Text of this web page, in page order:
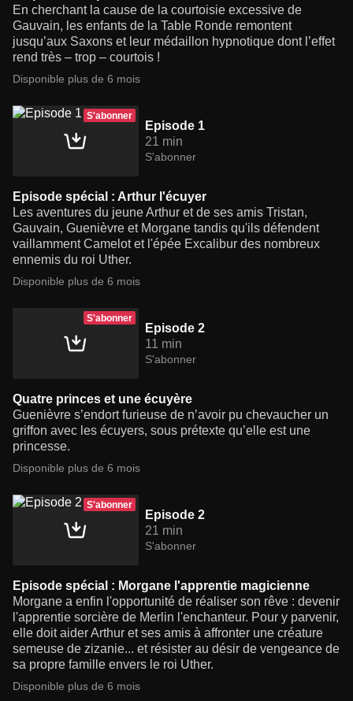
En cherchant la cause de la courtoisie excessive de
Gauvain, les enfants de la Table Ronde remontent
jusqu’aux Saxons et leur médaillon hypnotique dont l’effet
rend très – trop – courtois !
Disponible plus de 6 mois
S'abonner
Episode 1
21 min
S'abonner
Episode spécial : Arthur l'écuyer
Les aventures du jeune Arthur et de ses amis Tristan,
Gauvain, Guenièvre et Morgane tandis qu'ils défendent
vaillamment Camelot et l'épée Excalibur des nombreux
ennemis du roi Uther.
Disponible plus de 6 mois
S'abonner
Episode 2
11 min
S'abonner
Quatre princes et une écuyère
Guenièvre s’endort furieuse de n’avoir pu chevaucher un
griffon avec les écuyers, sous prétexte qu’elle est une
princesse.
Disponible plus de 6 mois
S'abonner
Episode 2
21 min
S'abonner
Episode spécial : Morgane l'apprentie magicienne
Morgane a enfin l'opportunité de réaliser son rêve : devenir
l'apprentie sorcière de Merlin l'enchanteur. Pour y parvenir,
elle doit aider Arthur et ses amis à affronter une créature
semeuse de zizanie... et résister au désir de vengeance de
sa propre famille envers le roi Uther.
Disponible plus de 6 mois